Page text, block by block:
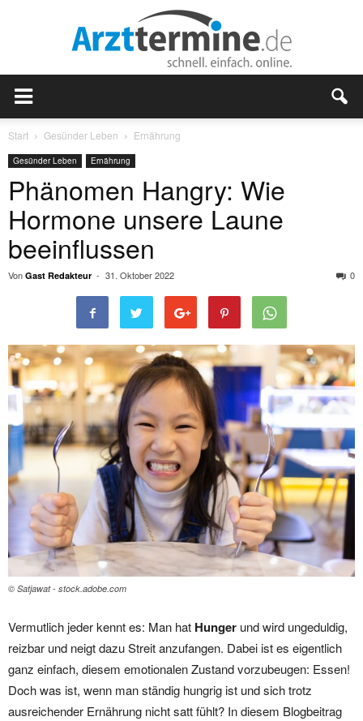
Start Gesünder Leben Ernährung
Gesünder Leben Ernährung
Phänomen Hangry: Wie
Hormone unsere Laune
beeinflussen
Von Gast Redakteur - 31. Oktober 2022 0
© Satjawat - stock.adobe.com
Vermutlich jeder kennt es: Man hat Hunger und wird ungeduldig,
reizbar und neigt dazu Streit anzufangen. Dabei ist es eigentlich
ganz einfach, diesem emotionalen Zustand vorzubeugen: Essen!
Doch was ist, wenn man ständig hungrig ist und sich trotz
ausreichender Ernährung nicht satt fühlt? In diesem Blogbeitrag